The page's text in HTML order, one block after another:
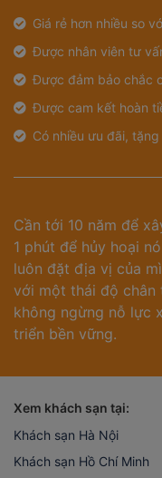
Giá rẻ hơn nhiều so
Được nhân viên tư
Được đảm bảo chắc
Được cam kết hoàn
Có nhiều ưu đãi,
Cần tới 10 năm để
1 phút để hủy hoại
luôn đặt địa vị của
với một thái độ chân
không ngừng nỗ lực
triển bền vững.
Xem khách sạn tại:
Khách sạn Hà Nội
Khách sạn Hồ Chí Minh